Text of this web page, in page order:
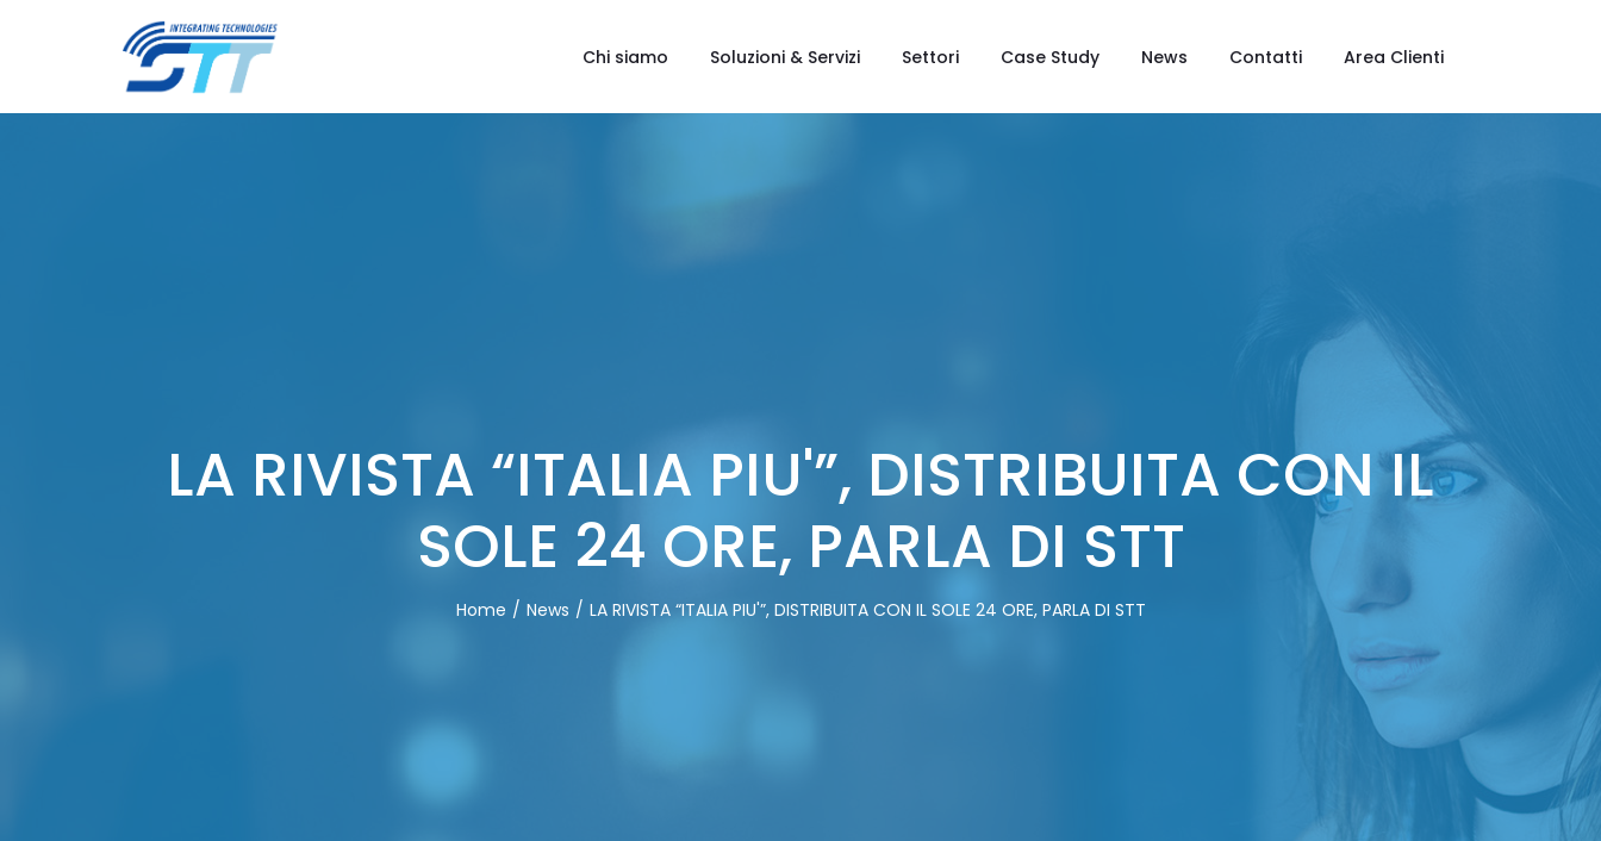
Chi siamo Soluzioni & Servizi Settori Case Study News Contatti Area Clienti
LA RIVISTA “ITALIA PIU'”, DISTRIBUITA CON IL
SOLE 24 ORE, PARLA DI STT
Home News LA RIVISTA “ITALIA PIU'”, DISTRIBUITA CON IL SOLE 24 ORE, PARLA DI STT